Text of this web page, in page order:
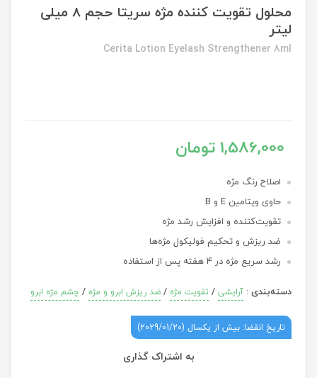
محلول تقويت کننده مژه سريتا حجم 8 ميلی
لیتر
Cerita Lotion Eyelash Strengthener 8ml
1,586,000 تومان
اصلاح رنگ مژه
حاوی ویتامین E و B
تقویت‌کننده و افزایش رشد مژه
ضد ریزش و تحکیم فولیکول مژه‌ها
رشد سریع مژه در 4 هفته پس از استفاده
دسته‌بندی: آرایشی/ تقویت مژه /ضد ریزش ابرو و مژه / چشم مژه ابرو
تاریخ انقضا: بیش از یکسال (2029/01/20)
به اشتراک گذاری